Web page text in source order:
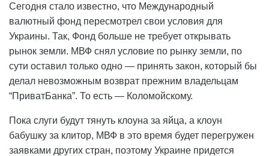
Сегодня стало известно, что Международный
валютный фонд пересмотрел свои условия для
Украины. Так, Фонд больше не требует открывать
рынок земли. МВФ снял условие по рынку земли, по
сути оставил только одно — принять закон, который бы
делал невозможным возврат прежним владельцам
“ПриватБанка”. То есть — Коломойскому.
Пока слуги будут тянуть клоуна за яйца, а клоун
бабушку за клитор, МВФ в это время будет перегружен
заявками других стран, поэтому Украине придется